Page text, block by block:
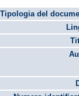
Tipologia del